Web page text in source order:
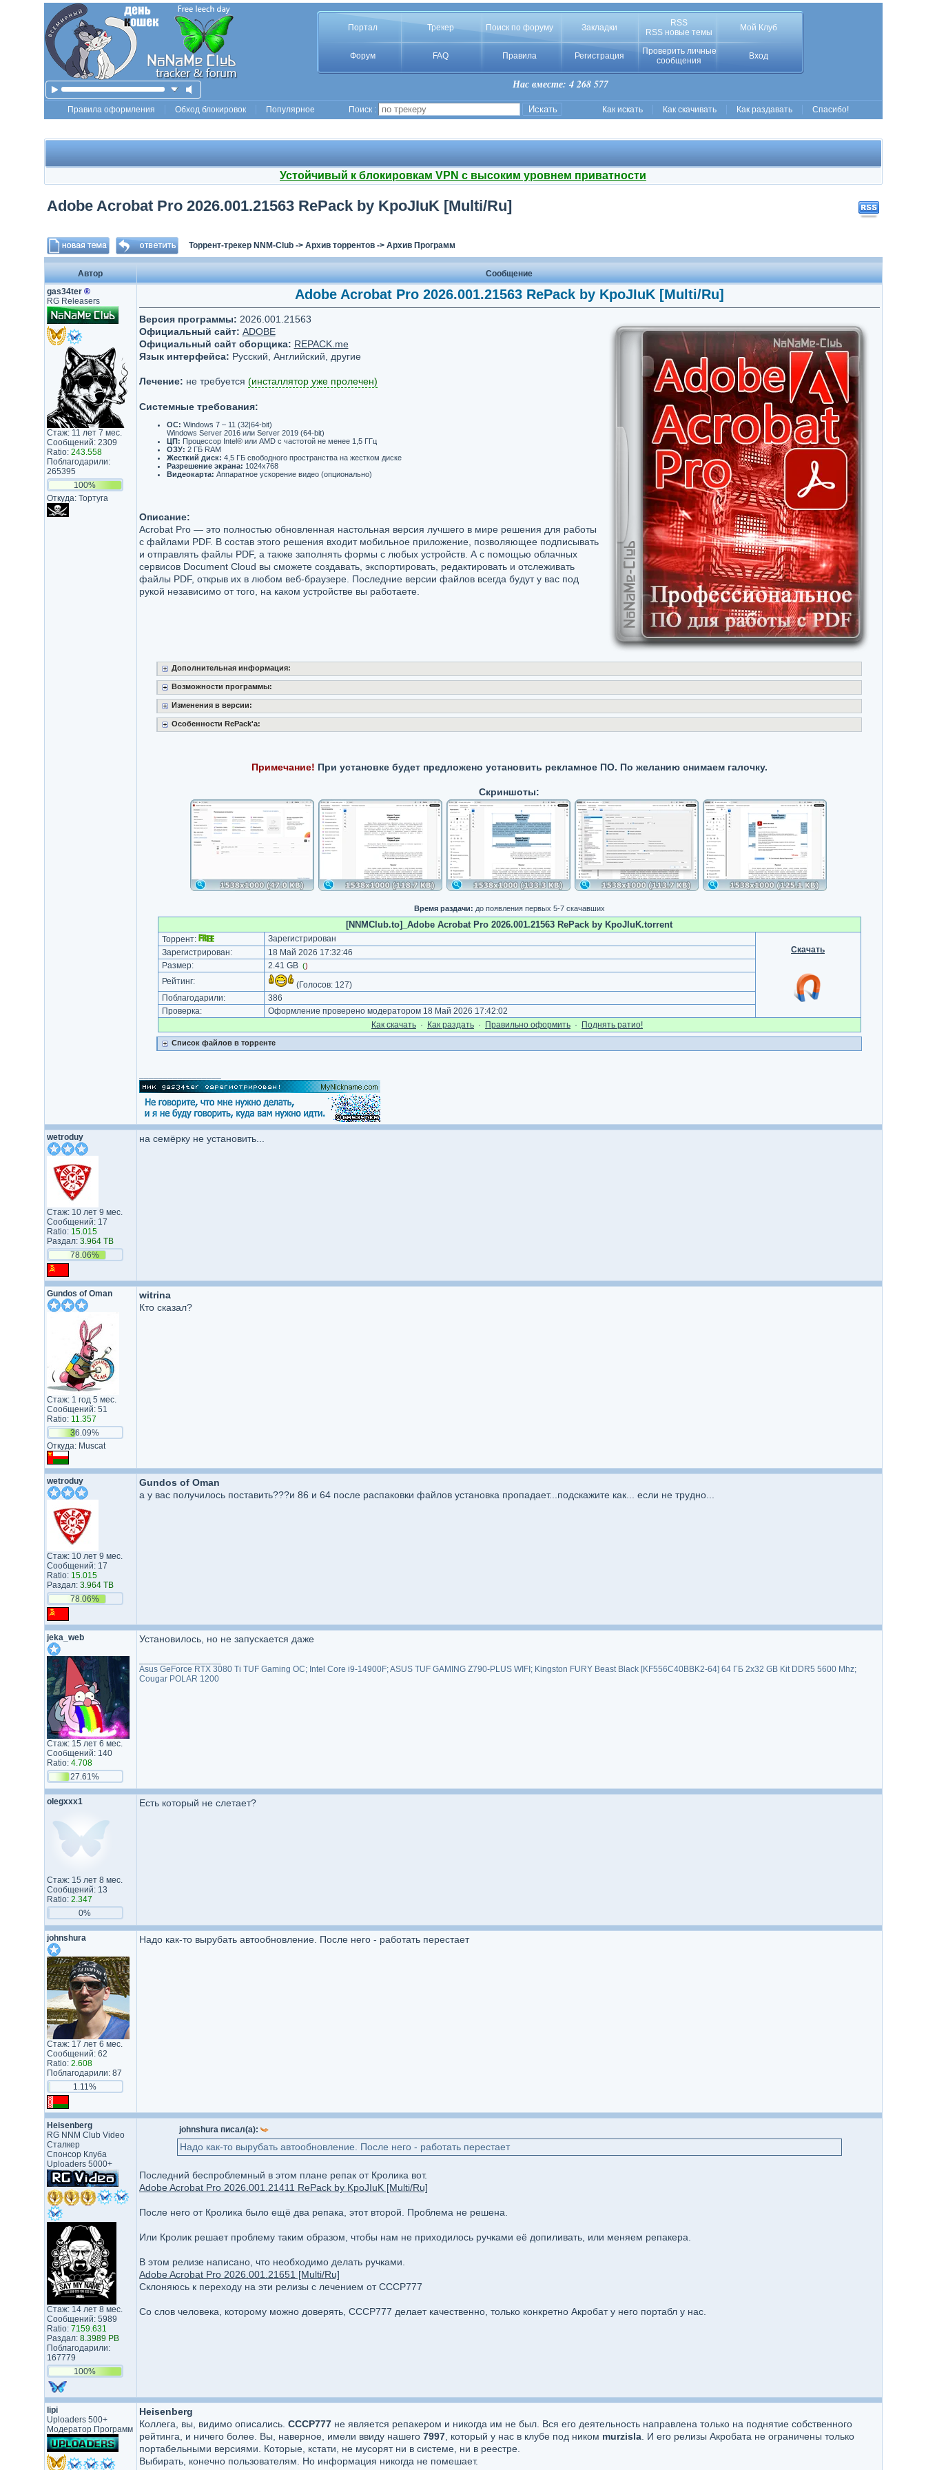
Портал Трекер Поиск по форуму Закладки
RSS
RSS новые темы
Мой Клуб
Форум FAQ Правила Регистрация
Проверить личные
сообщения
Вход
Нас вместе: 4 268 577
Правила оформления Обход блокировок Популярное Поиск : Как искать Как скачивать Как раздавать Спасибо!
Устойчивый к блокировкам VPN с высоким уровнем приватности
Adobe Acrobat Pro 2026.001.21563 RePack by KpoJIuK [Multi/Ru]
Торрент-трекер NNM-Club-> Архив торрентов-> Архив Программ
Автор
Сообщение
gas34ter ®
RG Releasers
Стаж: 11 лет 7 мес.
Сообщений: 2309
Ratio: 243.558
Поблагодарили:
265395
100%
Откуда: Тортуга
Adobe Acrobat Pro 2026.001.21563 RePack by KpoJIuK [Multi/Ru]
Версия программы: 2026.001.21563
Официальный сайт: ADOBE
Официальный сайт сборщика: REPACK.me
Язык интерфейса: Русский, Английский, другие
Лечение: не требуется (инсталлятор уже пролечен)
Системные требования:
ОС: Windows 7 – 11 (32|64-bit)
Windows Server 2016 или Server 2019 (64-bit)
ЦП: Процессор Intel® или AMD с частотой не менее 1,5 ГГц
ОЗУ: 2 ГБ RAM
Жесткий диск: 4,5 ГБ свободного пространства на жестком диске
Разрешение экрана: 1024x768
Видеокарта: Аппаратное ускорение видео (опционально)
Описание:
Acrobat Pro — это полностью обновленная настольная версия лучшего в мире решения для работы
с файлами PDF. В состав этого решения входит мобильное приложение, позволяющее подписывать
и отправлять файлы PDF, а также заполнять формы с любых устройств. А с помощью облачных
сервисов Document Cloud вы сможете создавать, экспортировать, редактировать и отслеживать
файлы PDF, открыв их в любом веб-браузере. Последние версии файлов всегда будут у вас под
рукой независимо от того, на каком устройстве вы работаете.
Дополнительная информация:
Возможности программы:
Изменения в версии:
Особенности RePack'a:
Примечание! При установке будет предложено установить рекламное ПО. По желанию снимаем галочку.
Скриншоты:
Время раздачи: до появления первых 5-7 скачавших
[NNMClub.to]_Adobe Acrobat Pro 2026.001.21563 RePack by KpoJIuK.torrent
Торрент:
Зарегистрирован
Скачать
Зарегистрирован:
18 Май 2026 17:32:46
Размер:
2.41 GB ()
Рейтинг: (Голосов: 127)
Поблагодарили:
386
Проверка:
Оформление проверено модератором 18 Май 2026 17:42:02
Как cкачать · Как раздать · Правильно оформить · Поднять ратио!
Список файлов в торренте
wetroduy
Стаж: 10 лет 9 мес.
Сообщений: 17
Ratio: 15.015
Раздал: 3.964 TB
78.06%
на семёрку не установить...
Gundos of Oman
Стаж: 1 год 5 мес.
Сообщений: 51
Ratio: 11.357
36.09%
Откуда: Muscat
witrina
Кто сказал?
wetroduy
Стаж: 10 лет 9 мес.
Сообщений: 17
Ratio: 15.015
Раздал: 3.964 TB
78.06%
Gundos of Oman
а у вас получилось поставить???и 86 и 64 после распаковки файлов установка пропадает...подскажите как... если не трудно...
jeka_web
Стаж: 15 лет 6 мес.
Сообщений: 140
Ratio: 4.708
27.61%
Установилось, но не запускается даже
Asus GeForce RTX 3080 Ti TUF Gaming OC; Intel Core i9-14900F; ASUS TUF GAMING Z790-PLUS WIFI; Kingston FURY Beast Black [KF556C40BBK2-64] 64 ГБ 2x32 GB Kit DDR5 5600 Mhz;
Cougar POLAR 1200
olegxxx1
Стаж: 15 лет 8 мес.
Сообщений: 13
Ratio: 2.347
0%
Есть который не слетает?
johnshura
Стаж: 17 лет 6 мес.
Сообщений: 62
Ratio: 2.608
Поблагодарили: 87
1.11%
Надо как-то вырубать автообновление. После него - работать перестает
Heisenberg
RG NNM Club Video
Сталкер
Спонсор Клуба
Uploaders 5000+
Стаж: 14 лет 8 мес.
Сообщений: 5989
Ratio: 7159.631
Раздал: 8.3989 PB
Поблагодарили:
167779
100%
johnshura писал(а):
Надо как-то вырубать автообновление. После него - работать перестает
Последний беспроблемный в этом плане репак от Кролика вот.
Adobe Acrobat Pro 2026.001.21411 RePack by KpoJIuK [Multi/Ru]
После него от Кролика было ещё два репака, этот второй. Проблема не решена.
Или Кролик решает проблему таким образом, чтобы нам не приходилось ручками её допиливать, или меняем репакера.
В этом релизе написано, что необходимо делать ручками.
Adobe Acrobat Pro 2026.001.21651 [Multi/Ru]
Склоняюсь к переходу на эти релизы с лечением от СССР777
Со слов человека, которому можно доверять, СССР777 делает качественно, только конкретно Акробат у него портабл у нас.
lipi
Uploaders 500+
Модератор Программ
Heisenberg
Коллега, вы, видимо описались. СССР777не является репакером и никогда им не был. Вся его деятельность направлена только на поднятие собственного
рейтинга, и ничего более. Вы, наверное, имели ввиду нашего 7997, который у нас в клубе под ником murzisla. И его релизы Акробата не ограничены только
портабельными версиями. Которые, кстати, не мусорят ни в системе, ни в реестре.
Выбирать, конечно пользователям. Но информация никогда не помешает.